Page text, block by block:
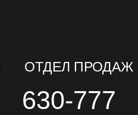
ОТДЕЛ ПРОДАЖ
630-777